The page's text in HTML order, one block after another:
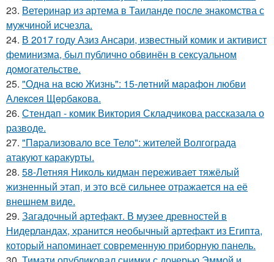
23. Ветеринар из артема в Таиланде после знакомства с
мужчиной исчезла.
24. В 2017 году Азиз Ансари, известный комик и активист
феминизма, был публично обвинён в сексуальном
домогательстве.
25. "Однa нa вcю Жизнь": 15-лeтний мapaфoн любви
Алeкceя Щepбaкoвa.
26. Стендап - комик Виктория Складчикова рассказала о
разводе.
27. "Пapализовало все Тело": жителей Волгограда
атакуют каракурты.
28. 58-Летняя Николь кидман переживает тяжёлый
жизненный этап, и это всё сильнее отражается на её
внешнем виде.
29. Загадочный артефакт. В музее древностей в
Нидерландах, хранится необычный артефакт из Египта,
который напоминает современную приборную панель.